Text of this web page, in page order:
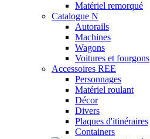
Matériel remorqué
Catalogue N
Autorails
Machines
Wagons
Voitures et fourgons
Accessoires REE
Personnages
Matériel roulant
Décor
Divers
Plaques d'itinéraires
Containers